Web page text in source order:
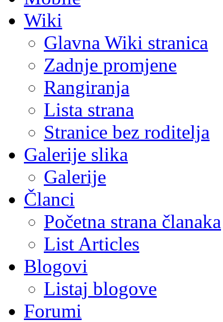
Wiki
Glavna Wiki stranica
Zadnje promjene
Rangiranja
Lista strana
Stranice bez roditelja
Galerije slika
Galerije
Članci
Početna strana članaka
List Articles
Blogovi
Listaj blogove
Forumi